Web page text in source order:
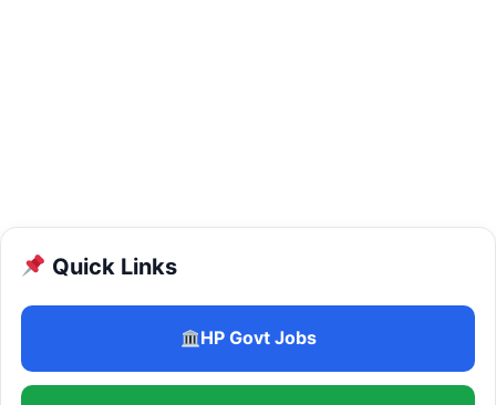
Quick Links
HP Govt Jobs